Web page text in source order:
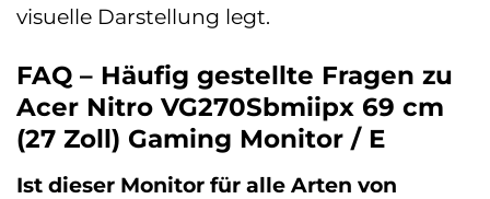
visuelle Darstellung legt.
FAQ – Häufig gestellte Fragen zu
Acer Nitro VG270Sbmiipx 69 cm
(27 Zoll) Gaming Monitor / E
Ist dieser Monitor für alle Arten von